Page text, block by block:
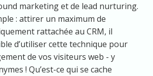
marketing et de lead nurturing.
: attirer un maximum de
rattachée au CRM, il
d’utiliser cette technique pour
de vos visiteurs web - y
! Qu’est-ce qui se cache